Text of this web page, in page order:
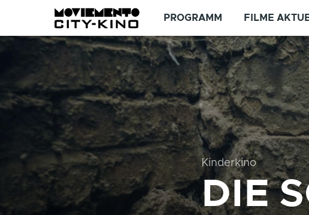
Direkt zum Inhalt
PROGRAMM FILME
Kinderkino
DIE